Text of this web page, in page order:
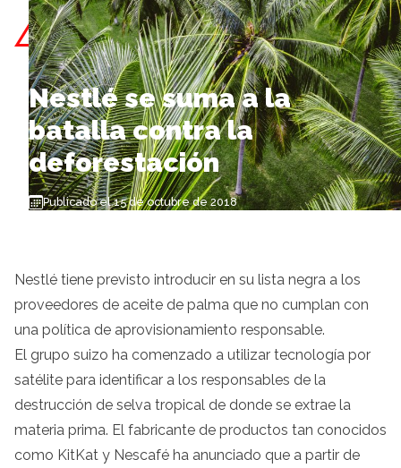
Skip to content
Nestlé se suma a la
batalla contra la
deforestación
Publicado el 15 de octubre de 2018
Nestlé tiene previsto introducir en su lista negra a los
proveedores de aceite de palma que no cumplan con
una política de aprovisionamiento responsable.
El grupo suizo ha comenzado a utilizar tecnología por
satélite para identificar a los responsables de la
destrucción de selva tropical de donde se extrae la
materia prima. El fabricante de productos tan conocidos
como KitKat y Nescafé ha anunciado que a partir de